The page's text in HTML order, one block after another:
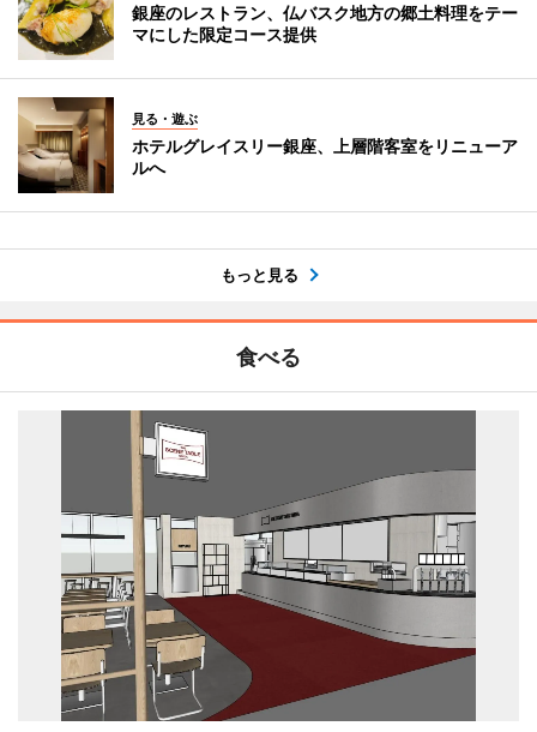
銀座のレストラン、仏バスク地方の郷土料理をテー
マにした限定コース提供
見る・遊ぶ
ホテルグレイスリー銀座、上層階客室をリニューア
ルへ
もっと見る
食べる